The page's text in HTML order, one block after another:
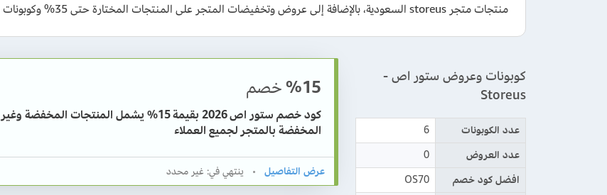
منتجات متجر storeus السعودية، بالإضافة إلى عروض وتخفيضات المتجر على المنتجات المختارة حتى 35% وكوبونات ستور اص أول طلب ومزايا التوصيل المجاني.
%15خصم
كود خصم ستور اص 2026 بقيمة 15% يشمل المنتجات المخفضة وغير
المخفضة بالمتجر لجميع العملاء
ينتهي في: غير محدد
كوبونات وعروض ستور اص -
Storeus
عدد الكوبونات
6
عدد العروض
0
افضل كود خصم
OS70